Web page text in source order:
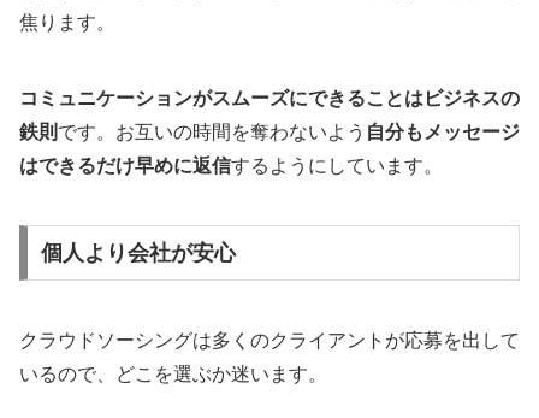
焦ります。
コミュニケーションがスムーズにできることはビジネスの
鉄則 です。お互いの時間を奪わないよう 自分もメッセージ
はできるだけ早めに返信するようにしています。
個人より会社が安心
クラウドソーシングは多くのクライアントが応募を出して
いるので、どこを選ぶか迷います。